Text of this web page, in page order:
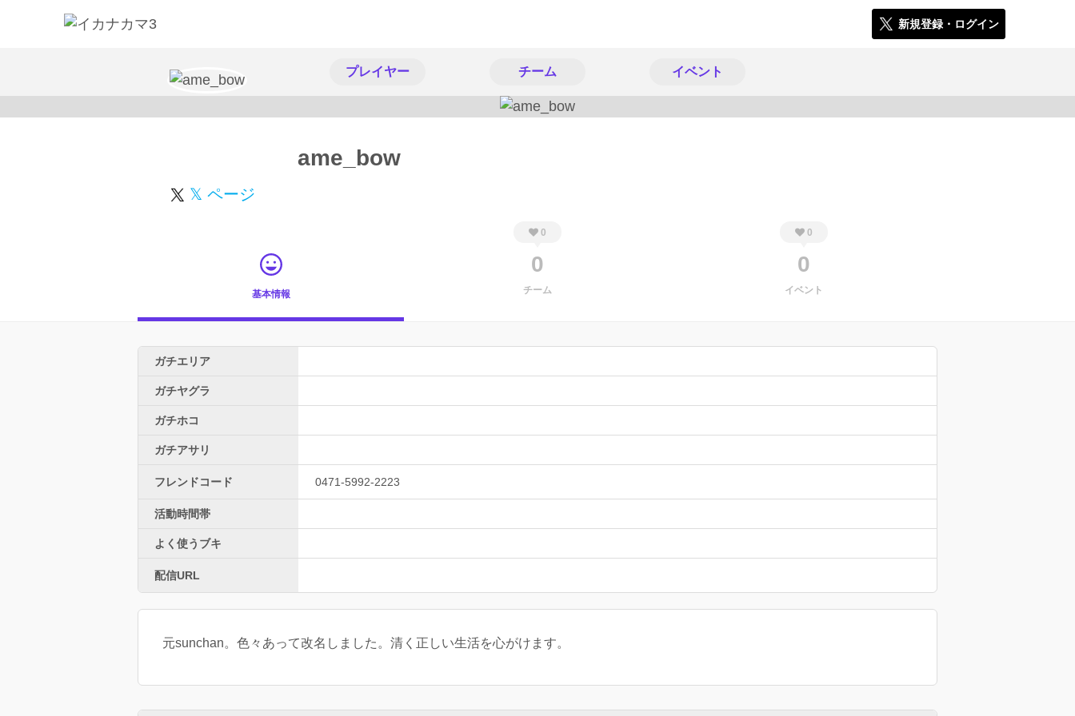
新規登録・ログイン
プレイヤー チーム イベント
ame_bow
𝕏 ページ
基本情報
0
0
チーム
0
0
イベント
ガチエリア
ガチヤグラ
ガチホコ
ガチアサリ
フレンドコード 0471-5992-2223
活動時間帯
よく使うブキ
配信URL
元sunchan。色々あって改名しました。清く正しい生活を心がけます。